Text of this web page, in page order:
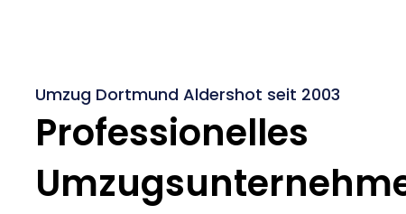
Umzug Dortmund Aldershot seit 2003
Professionelles